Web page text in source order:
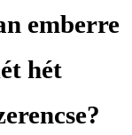
emberre
hét